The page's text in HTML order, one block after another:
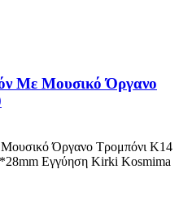
Με Μουσικό Όργανο
Όργανο Τρομπόνι K14
Εγγύηση Kirki Kosmima